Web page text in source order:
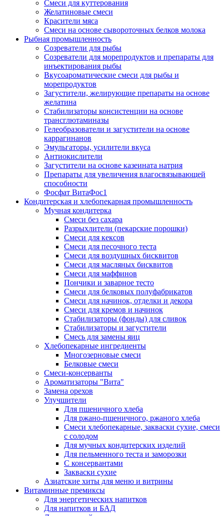
Смеси для куттерования
Желатиновые смеси
Красители мяса
Смеси на основе сывороточных белков молока
Рыбная промышленность
Созреватели для рыбы
Созреватели для морепродуктов и препараты для
инъектирования рыбы
Вкусоароматические смеси для рыбы и
морепродуктов
Загустители, желирующие препараты на основе
желатина
Стабилизаторы консистенции на основе
трансглютаминазы
Гелеобразователи и загустители на основе
каррагинанов
Эмульгаторы, усилители вкуса
Антиокислители
Загустители на основе казеината натрия
Препараты для увеличения влагосвязывающей
способности
Фосфат ВитаФос1
Кондитерская и хлебопекарная промышленность
Мучная кондитерка
Смеси без сахара
Разрыхлители (пекарские порошки)
Смеси для кексов
Смеси для песочного теста
Смеси для воздушных бисквитов
Смеси для масляных бисквитов
Смеси для маффинов
Пончики и заварное тесто
Cмеси для белковых полуфабрикатов
Смеси для начинок, отделки и декора
Смеси для кремов и начинок
Стабилизаторы (фонды) для сливок
Стабилизаторы и загустители
Смесь для замены яиц
Хлебопекарные ингредиенты
Многозерновые смеси
Белковые смеси
Смеси-консерванты
Ароматизаторы "Вита"
Замена орехов
Улучшители
Для пшеничного хлеба
Для ржано-пшеничного, ржаного хлеба
Смеси хлебопекарные, закваски сухие, смеси
с солодом
Для мучных кондитерских изделий
Для пельменного теста и заморозки
С консервантами
Закваски сухие
Азиатские хиты для меню и витрины
Витаминные премиксы
Для энергетических напитков
Для напитков и БАД